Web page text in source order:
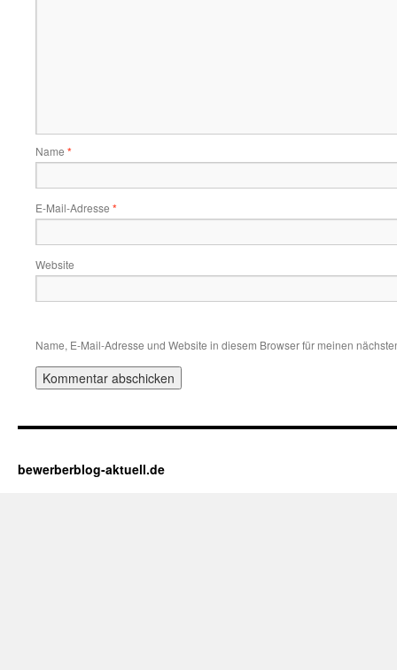
Name *
E-Mail-Adresse *
Website
Name, E-Mail-Adresse und Website in diesem Browser für meinen
bewerberblog-aktuell.de